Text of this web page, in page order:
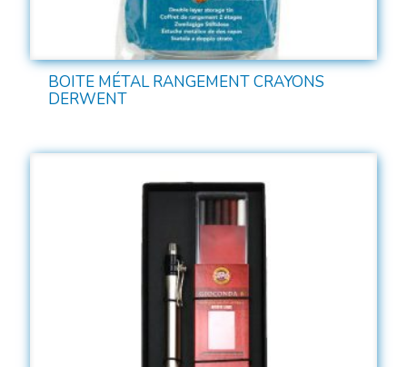
BOITE MÉTAL RANGEMENT CRAYONS
DERWENT